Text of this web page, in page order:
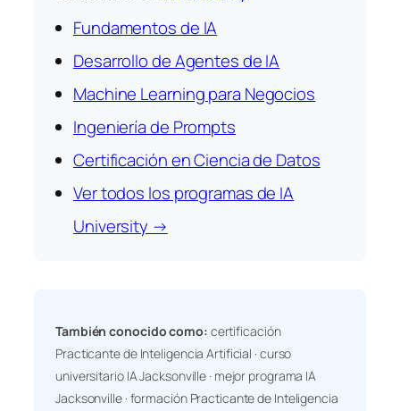
Fundamentos de IA
Desarrollo de Agentes de IA
Machine Learning para Negocios
Ingeniería de Prompts
Certificación en Ciencia de Datos
Ver todos los programas de IA
University →
También conocido como: certificación
Practicante de Inteligencia Artificial · curso
universitario IA Jacksonville · mejor programa IA
Jacksonville · formación Practicante de Inteligencia